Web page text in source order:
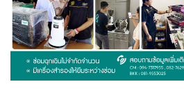
ความซื่อสัตย์จาก Hillkoff เ
ซ่อมตามความเหมาะสม บ
ด้วยราคาเป็นธรรม
รับการสื่อสารกับทีมงานบริ
ชัดเจน ทั้งอธิบายปัญหา ก